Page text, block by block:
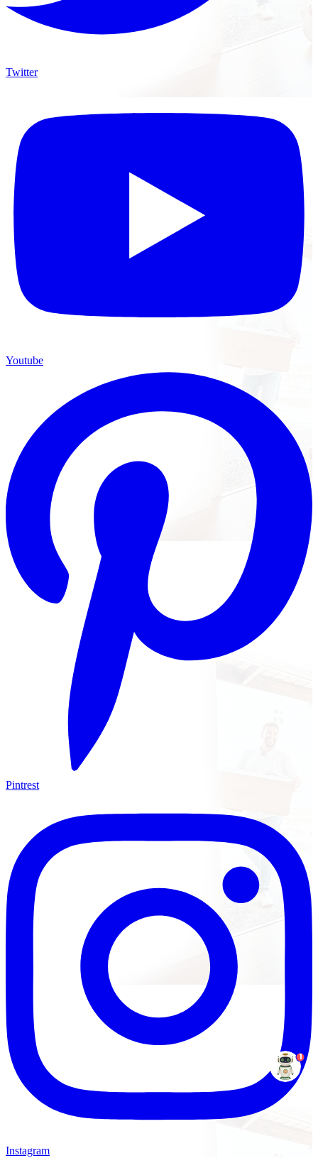
Twitter
Youtube
Pintrest
Instagram
1